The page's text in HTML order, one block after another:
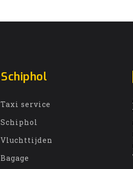
Schiphol
Taxi service
Schiphol
Vluchttijden
Bagage